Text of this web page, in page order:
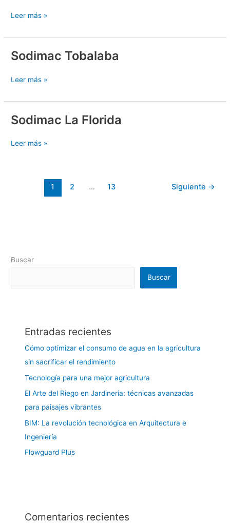
Leer más »
Sodimac Tobalaba
Sodimac
Leer más »
Sodimac La Florida
Sodimac
Florida
Leer más »
1 2 … 13 Siguiente →
Buscar
Buscar
Entradas recientes
Cómo optimizar el consumo de agua en la agricultura
sin sacrificar el rendimiento
Tecnología para una mejor agricultura
El Arte del Riego en Jardinería: técnicas avanzadas
para paisajes vibrantes
BIM: La revolución tecnológica en Arquitectura e
Ingeniería
Flowguard Plus
Comentarios recientes